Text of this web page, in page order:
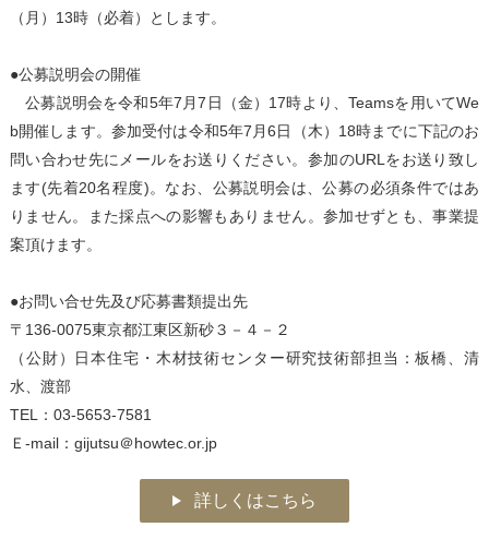
（月）13時（必着）とします。
●公募説明会の開催
公募説明会を令和5年7月7日（金）17時より、Teamsを用いてWe
b開催します。参加受付は令和5年7月6日（木）18時までに下記のお
問い合わせ先にメールをお送りください。参加のURLをお送り致し
ます(先着20名程度)。なお、公募説明会は、公募の必須条件ではあ
りません。また採点への影響もありません。参加せずとも、事業提
案頂けます。
●お問い合せ先及び応募書類提出先
〒136-0075東京都江東区新砂３－４－２
（公財）日本住宅・木材技術センター研究技術部担当：板橋、清
水、渡部
TEL：03-5653-7581
Ｅ-mail：gijutsu＠howtec.or.jp
詳しくはこちら